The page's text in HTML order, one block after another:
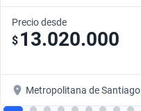
Precio desde
$ 13.020.000
Metropolitana de Santiago